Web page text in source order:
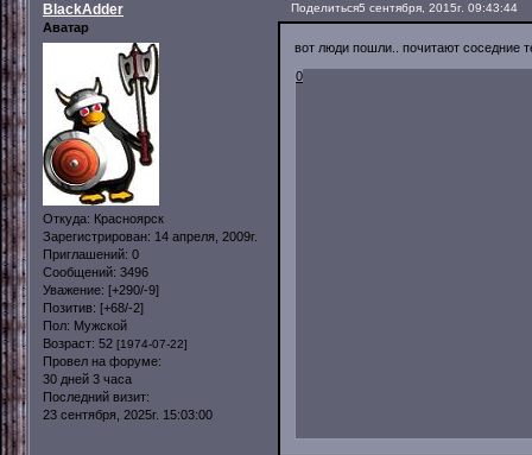
Поделиться5 сентября, 2015г. 09:43:44
BlackAdder
Аватар
Откуда: Красноярск
Зарегистрирован: 14 апреля, 2009г.
Приглашений: 0
Сообщений: 3496
Уважение: [+290/-9]
Позитив: [+68/-2]
Пол: Мужской
Возраст: 52 [1974-07-22]
Провел на форуме:
30 дней 3 часа
Последний визит:
23 сентября, 2025г. 15:03:00
вот люди пошли.. почитают соседние
0